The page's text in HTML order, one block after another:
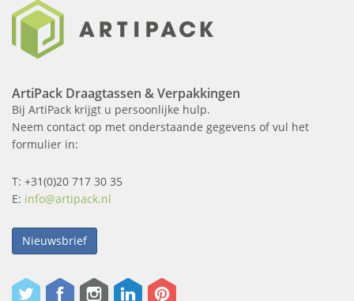
ArtiPack Draagtassen & Verpakkingen
Bij ArtiPack krijgt u persoonlijke hulp.
Neem contact op met onderstaande gegevens of vul het
formulier in:
T: +31(0)20 717 30 35
E: info@artipack.nl
Nieuwsbrief